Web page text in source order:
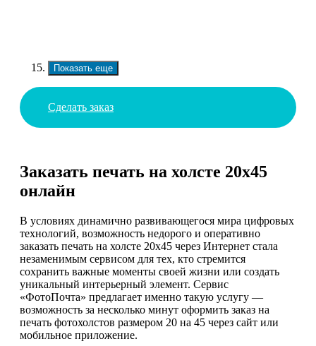
Показать еще
Сделать заказ
Заказать печать на холсте 20х45
онлайн
В условиях динамично развивающегося мира цифровых
технологий, возможность недорого и оперативно
заказать печать на холсте 20х45 через Интернет стала
незаменимым сервисом для тех, кто стремится
сохранить важные моменты своей жизни или создать
уникальный интерьерный элемент. Сервис
«ФотоПочта» предлагает именно такую услугу —
возможность за несколько минут оформить заказ на
печать фотохолстов размером 20 на 45 через сайт или
мобильное приложение.